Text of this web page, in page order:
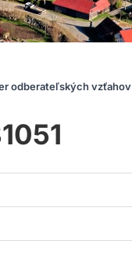
odberateľských vzťahov